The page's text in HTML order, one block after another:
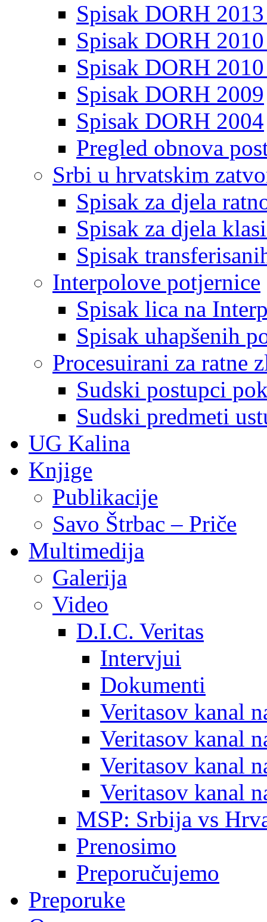
Spisak DORH
Spisak DORH
Spisak DORH
Spisak DORH 2009
Spisak DORH 2004
Pregled obnova
Srbi u hrvatskim
Spisak za djela
Spisak za djela
Spisak
Interpolove potjernice
Spisak lica na
Spisak uhapšenih
Procesuirani za ratne
Sudski postupci
Sudski predmeti
UG Kalina
Knjige
Publikacije
Savo Štrbac – Priče
Multimedija
Galerija
Video
D.I.C. Veritas
Intervjui
Dokumenti
Veritasov kanal
Veritasov kanal
Veritasov kanal
Veritasov kanal
MSP: Srbija vs
Prenosimo
Preporučujemo
Preporuke